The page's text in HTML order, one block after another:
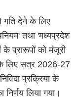
गति देने के लिए
तथा 'मध्यप्रदेश
प्रारूपों को मंजूरी
के लिए सत्र 2026-27
प्रक्रिया के
लिया गया।